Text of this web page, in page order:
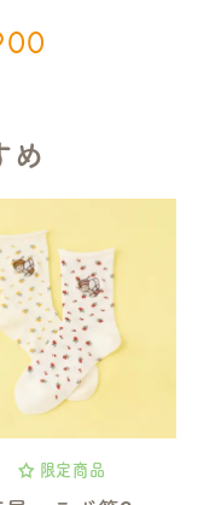
め
限定商品